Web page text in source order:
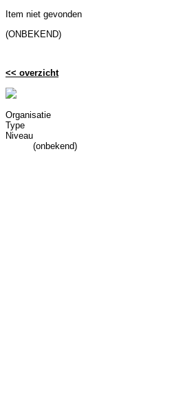
Item niet gevonden
(ONBEKEND)
<< overzicht
Organisatie
Type
Niveau
(onbekend)